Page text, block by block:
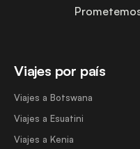
Viajes por país
Viajes a Botswana
Viajes a Esuatini
Viajes a Kenia